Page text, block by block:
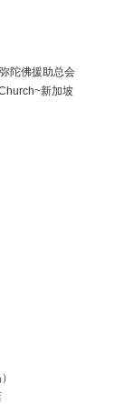
陀佛援助总会
新加坡